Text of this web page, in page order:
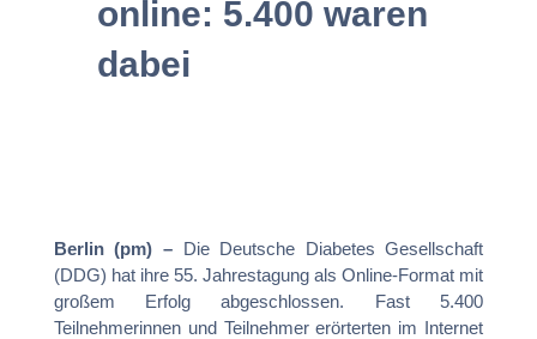
online: 5.400 waren
dabei
Berlin (pm) – Die Deutsche Diabetes Gesellschaft
(DDG) hat ihre 55. Jahrestagung als Online-Format mit
großem Erfolg abgeschlossen. Fast 5.400
Teilnehmerinnen und Teilnehmer erörterten im Internet